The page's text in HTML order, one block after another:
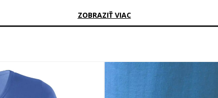
písme s čiernym tieňom okamžite upúta pozornosť.
Kombinácia sýtej ružovej, bielej a čiernej vytvára grafiku,
ZOBRAZIŤ VIAC